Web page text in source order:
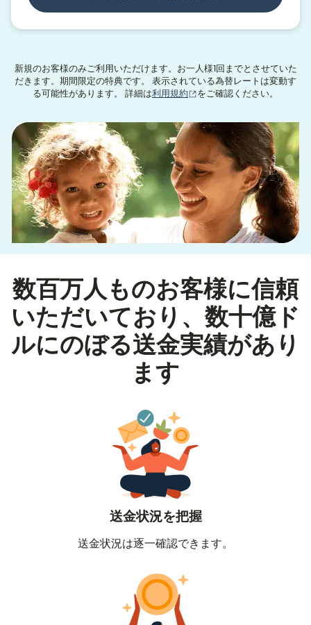
新規のお客様のみご利用いただけます。お一人様1回までとさせていた
だきます。期間限定の特典です。 表示されている為替レートは変動す
る可能性があります。 詳細は利用規約 （別ウィンドウで開きます
をご確認ください。
数百万人ものお客様に信頼
いただいており、数十億ド
ルにのぼる送金実績があり
ます
送金状況を把握
送金状況は逐一確認できます。